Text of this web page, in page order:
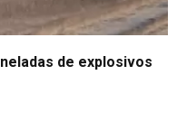
de explosivos